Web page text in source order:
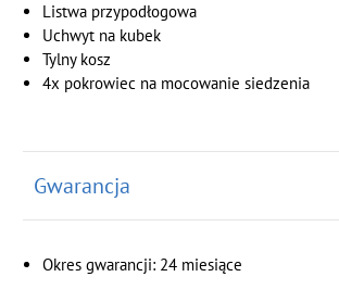
Listwa przypodłogowa
Uchwyt na kubek
Tylny kosz
4x pokrowiec na mocowanie siedzenia
Gwarancja
Okres gwarancji: 24 miesiące